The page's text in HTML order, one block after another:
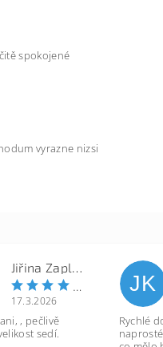
spokojené
vyrazne nizsi
Jiřina Zapletalová
17.3.2026
, pečlivě
sedí.
JK
Rychlé